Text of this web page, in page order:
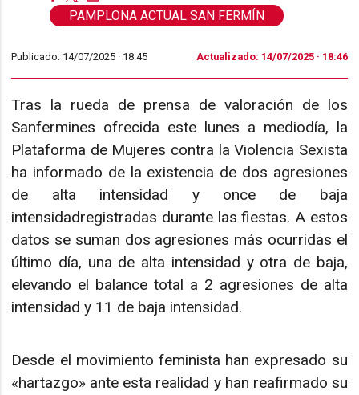
PAMPLONA ACTUAL SAN FERMÍN
Publicado: 14/07/2025 · 18:45 Actualizado: 14/07/2025 · 18:46
Tras la rueda de prensa de valoración de los
Sanfermines ofrecida este lunes a mediodía, la
Plataforma de Mujeres contra la Violencia Sexista
ha informado de la existencia de dos agresiones
de alta intensidad y once de baja
intensidadregistradas durante las fiestas. A estos
datos se suman dos agresiones más ocurridas el
último día, una de alta intensidad y otra de baja,
elevando el balance total a 2 agresiones de alta
intensidad y 11 de baja intensidad.
Desde el movimiento feminista han expresado su
«hartazgo» ante esta realidad y han reafirmado su